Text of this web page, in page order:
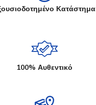
Κατάστημα
100% Αυθεντικό